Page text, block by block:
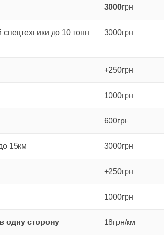
3000грн
спецтехники до 10 тонн
3000грн
+250грн
1000грн
600грн
15км 3000грн
+250грн
1000грн
одну сторону 18грн/км